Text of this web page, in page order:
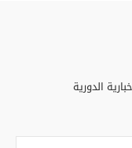
الدورية